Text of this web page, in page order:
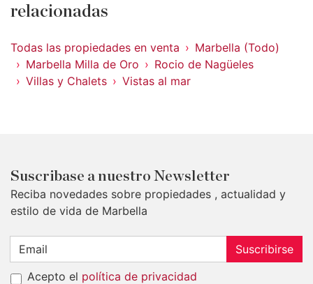
relacionadas
Todas las propiedades en venta
Marbella (Todo)
Marbella Milla de Oro
Rocio de Nagüeles
Villas y Chalets
Vistas al mar
Suscribase a nuestro Newsletter
Reciba novedades sobre propiedades , actualidad y
estilo de vida de Marbella
Suscribirse
Acepto el política de privacidad